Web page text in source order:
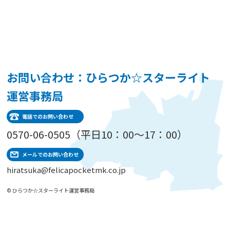
お問い合わせ：ひらつか☆スターライト
運営事務局
電話でのお問い合わせ
0570-06-0505（平日10：00～17：00）
メールでのお問い合わせ
hiratsuka@felicapocketmk.co.jp
© ひらつか☆スターライト運営事務局